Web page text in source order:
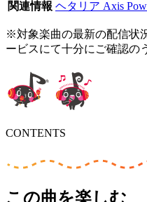
関連情報 ヘタリア Axis
※対象楽曲の最新の配信状
ービスにて十分にご確認の
CONTENTS
この曲を楽しむ